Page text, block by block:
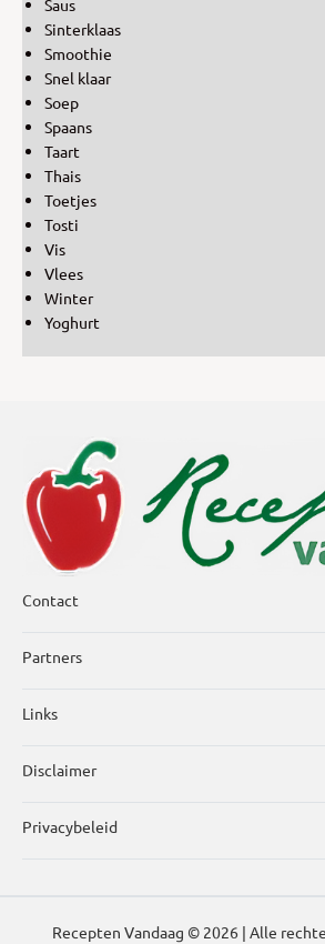
Saus
Sinterklaas
Smoothie
Snel klaar
Soep
Spaans
Taart
Thais
Toetjes
Tosti
Vis
Vlees
Winter
Yoghurt
Contact
Partners
Links
Disclaimer
Privacybeleid
Recepten Vandaag © 2026 | Alle